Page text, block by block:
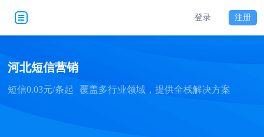
登录 注册
河北短信营销
短信0.03元/条起 覆盖多行业领域，提供全栈解决方案